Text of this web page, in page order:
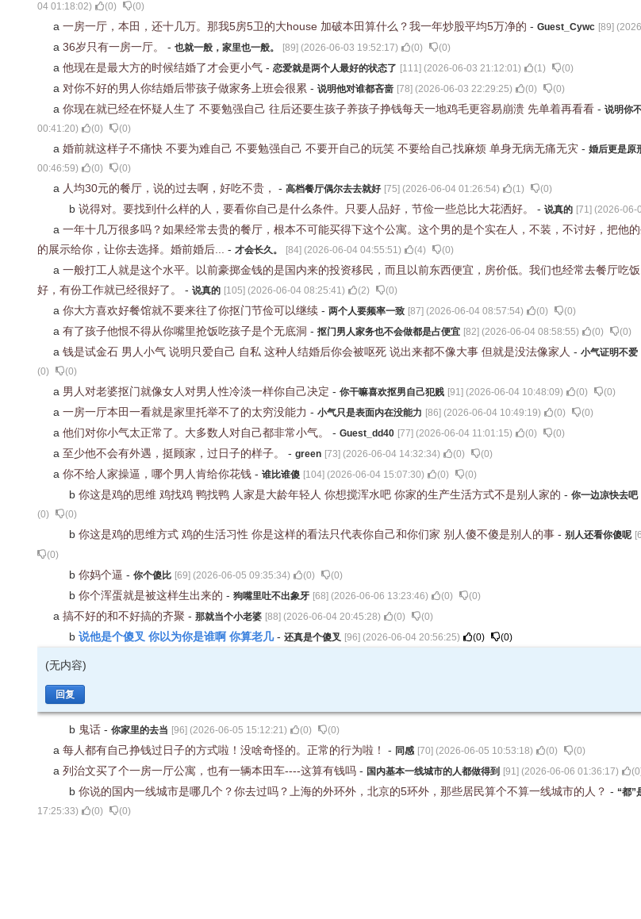
04 01:18:02) (0) (0)
a 一房一厅，本田，还十几万。那我5房5卫的大house 加破本田算什么？我一年炒股平均5万净的 - Guest_Cywc [89] (
a 36岁只有一房一厅。 - 也就一般，家里也一般。 [89] (2026-06-03 19:52:17) (0) (0)
a 他现在是最大方的时候结婚了才会更小气 - 恋爱就是两个人最好的状态了 [111] (2026-06-03 21:12:01) (1) (0)
a 对你不好的男人你结婚后带孩子做家务上班会很累 - 说明他对谁都吝啬 [78] (2026-06-03 22:29:25) (0) (0)
a 你现在就已经在怀疑人生了 不要勉强自己 往后还要生孩子养孩子挣钱每天一地鸡毛更容易崩溃 先单着再看看 - 说明你
00:41:20) (0) (0)
a 婚前就这样子不痛快 不要为难自己 不要勉强自己 不要开自己的玩笑 不要给自己找麻烦 单身无病无痛无灾 - 婚后更是原
00:46:59) (0) (0)
a 人均30元的餐厅，说的过去啊，好吃不贵， - 高档餐厅偶尔去去就好 [75] (2026-06-04 01:26:54) (1) (0)
b 说得对。要找到什么样的人，要看你自己是什么条件。只要人品好，节俭一些总比大花洒好。 - 说真的 [71] (2026-06-
a 一年十几万很多吗？如果经常去贵的餐厅，根本不可能买得下这个公寓。这个男的是个实在人，不装，不讨好，把他
的展示给你，让你去选择。婚前婚后... - 才会长久。 [84] (2026-06-04 04:55:51) (4) (0)
a 一般打工人就是这个水平。以前豪掷金钱的是国内来的投资移民，而且以前东西便宜，房价低。我们也经常去餐厅吃
好，有份工作就已经很好了。 - 说真的 [105] (2026-06-04 08:25:41) (2) (0)
a 你大方喜欢好餐馆就不要来往了你抠门节俭可以继续 - 两个人要频率一致 [87] (2026-06-04 08:57:54) (0) (0)
a 有了孩子他恨不得从你嘴里抢饭吃孩子是个无底洞 - 抠门男人家务也不会做都是占便宜 [82] (2026-06-04 08:58:55) (0) (0)
a 钱是试金石 男人小气 说明只爱自己 自私 这种人结婚后你会被呕死 说出来都不像大事 但就是没法像家人 - 小气证明不爱
(0) (0)
a 男人对老婆抠门就像女人对男人性冷淡一样你自己决定 - 你干嘛喜欢抠男自己犯贱 [91] (2026-06-04 10:48:09) (0) (0)
a 一房一厅本田一看就是家里托举不了的太穷没能力 - 小气只是表面内在没能力 [86] (2026-06-04 10:49:19) (0) (0)
a 他们对你小气太正常了。大多数人对自己都非常小气。 - Guest_dd40 [77] (2026-06-04 11:01:15) (0) (0)
a 至少他不会有外遇，挺顾家，过日子的样子。 - green [73] (2026-06-04 14:32:34) (0) (0)
a 你不给人家操逼，哪个男人肯给你花钱 - 谁比谁傻 [104] (2026-06-04 15:07:30) (0) (0)
b 你这是鸡的思维 鸡找鸡 鸭找鸭 人家是大龄年轻人 你想搅浑水吧 你家的生产生活方式不是别人家的 - 你一边凉快去吧
(0) (0)
b 你这是鸡的思维方式 鸡的生活习性 你是这样的看法只代表你自己和你们家 别人傻不傻是别人的事 - 别人还看你傻呢 [
(0)
b 你妈个逼 - 你个傻比 [69] (2026-06-05 09:35:34) (0) (0)
b 你个浑蛋就是被这样生出来的 - 狗嘴里吐不出象牙 [68] (2026-06-06 13:23:46) (0) (0)
a 搞不好的和不好搞的齐聚 - 那就当个小老婆 [88] (2026-06-04 20:45:28) (0) (0)
b 说他是个傻叉 你以为你是谁啊 你算老几- 还真是个傻叉 [96] (2026-06-04 20:56:25) (0) (0)
(无内容)
回复
b 鬼话 - 你家里的去当 [96] (2026-06-05 15:12:21) (0) (0)
a 每人都有自己挣钱过日子的方式啦！没啥奇怪的。正常的行为啦！ - 同感 [70] (2026-06-05 10:53:18) (0) (0)
a 列治文买了个一房一厅公寓，也有一辆本田车----这算有钱吗 - 国内基本一线城市的人都做得到 [91] (2026-06-06 01:36:17) (0
b 你说的国内一线城市是哪几个？你去过吗？上海的外环外，北京的5环外，那些居民算个不算一线城市的人？ - “都”
17:25:33) (0) (0)